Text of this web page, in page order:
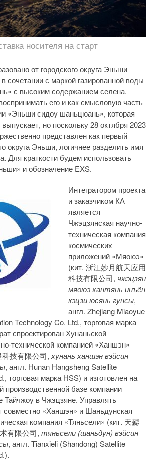
носителя на старт
от городского округа Эньши
сочетании с маркой газированной воды
с высоким содержанием селена.
его и как смысловую часть
«Эньши сидоу шаньцюань», которая
но поскольку 28 октября 2023
представлен как первый
округа Эньши, логичнее разделить имя
Для краткости будем использовать
и обозначение EXS.
Интегратором проекта
и заказчиком КА
является
Чжэцзянская научно-
техническая компания
космических
приложений «Мяоюэ»
(кит. 浙江妙月航天应用
科技有限公司, чжэцзян
мяоюэ хантянь инъён
кэцзи юсянь гунсы,
англ. Zhejiang Miaoyue
Technology Co. Ltd., торговая марка
спроектирован Хунаньской
технической компанией «Ханшэн»
科技有限公司,хунань ханшэн вэйсин
, англ. Hunan Hangsheng Satellite
торговая марка HSS) и изготовлен на
производственной базе компании
Тайчжоу в Чжэцзяне. Управлять
совместно «Ханшэн» и Шаньдунская
компания «Тяньсели» (кит. 天勰
有限公司, тяньсели (шаньдун) вэйсин
, англ. Tianxieli (Shandong) Satellite